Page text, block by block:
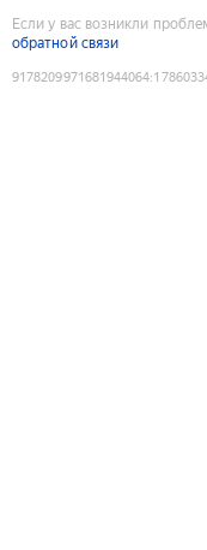
Если у вас возникли
обратной связи
9178209971681944064: